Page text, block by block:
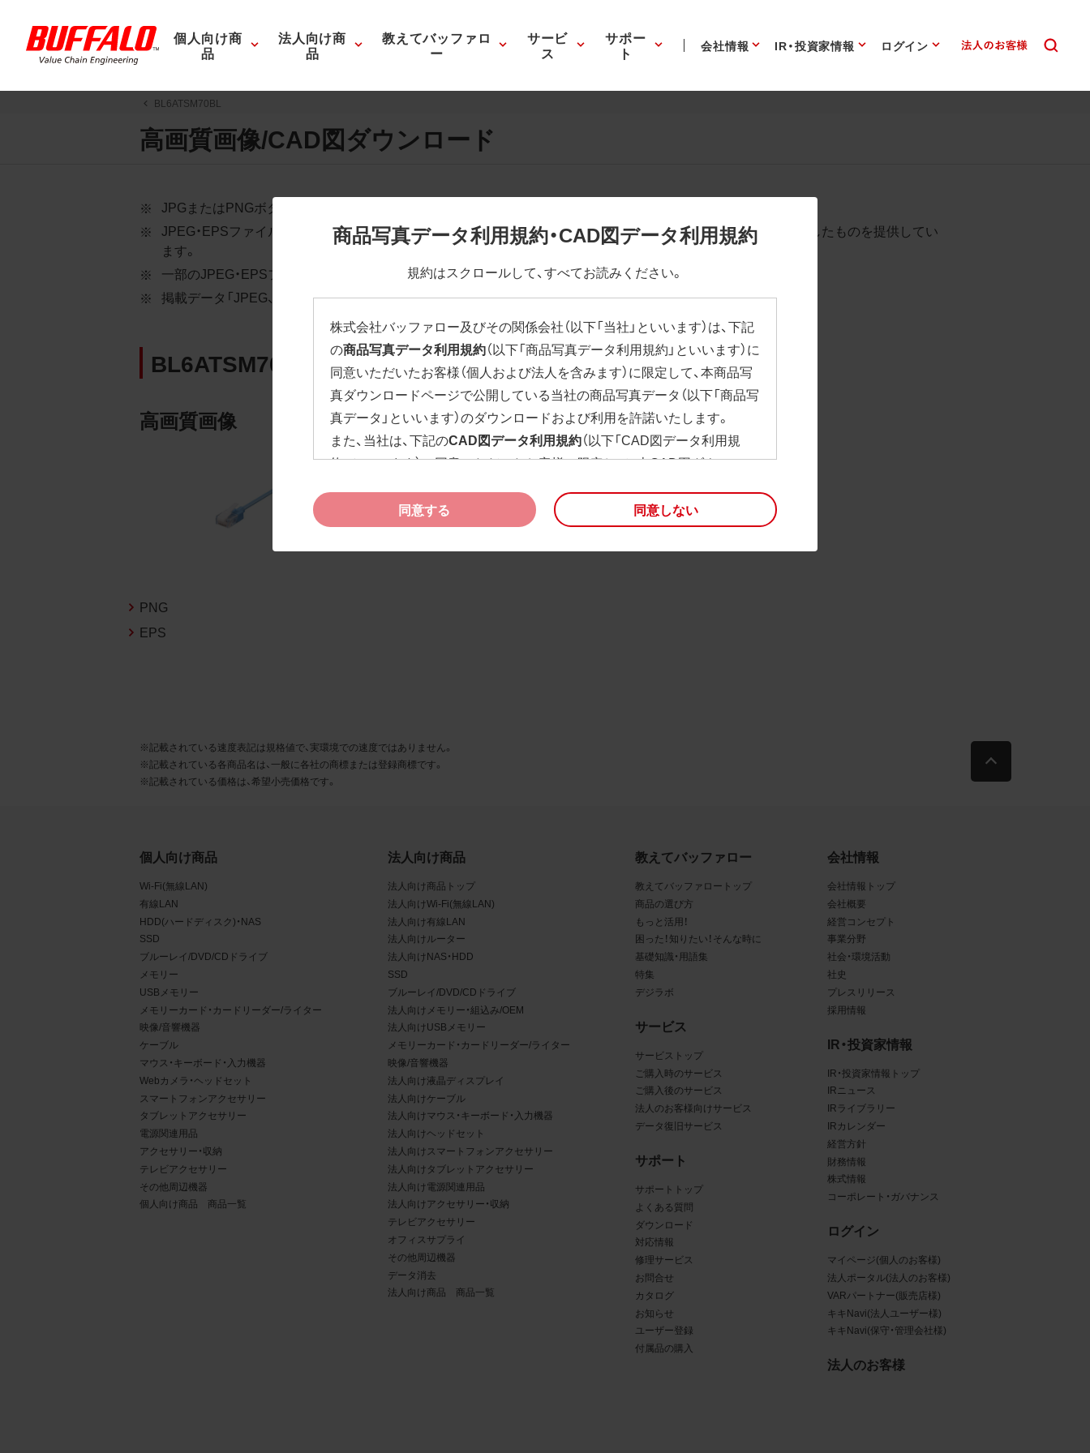
個人向け商
品
法人向け商
品
教えてバッファロ
ー
サービ
ス
サポー
ト 会社情報 IR・投資家情報 ログイン
BL6ATSM70BL
高画質画像/CAD図ダウンロード
商品写真データ利用規約・CAD図データ利用規約
規約はスクロールして、すべてお読みください。
株式会社バッファロー及びその関係会社（以下「当社」といいます）は、下記
の商品写真データ利用規約（以下「商品写真データ利用規約」といいます）に
同意いただいたお客様（個人および法人を含みます）に限定して、本商品写
真ダウンロードページで公開している当社の商品写真データ（以下「商品写
真データ」といいます）のダウンロードおよび利用を許諾いたします。
また、当社は、下記のCAD図データ利用規約（以下「CAD図データ利用規
約」といいます）に同意いただいたお客様に限定して、本CAD図ダウンロー
ます）の利用を許諾いたします。
お客様が「同意する」ボタンをクリックされた場合、商品写真データ利用規
約及びCAD図データ利用規約に同意いただいたものとみなされます。
ることに同意します。
2.利用許諾
る場合に限り商品写真データを複製、送信可能化して利用できます。当社
からの個別の同意を得た場合を除き、上記の目的、利用方法以外に商品写真
データを利用することはできません。
3.遵守事項
お客様は、商品写真データの利用に際し、次の各号に掲げる事項を遵守する
ものとします。
商品写真データの全部又は一部の譲渡、貸与、再利用許諾、改変、著作
権表示の除去等をしないこと
商品写真データに表示されている当社商品についての情報（社名、商
品名等）を併記する等の方法により、商品写真データに表示されてい
る商品が、当社の商品であることを特定できる表示を行うこと
商品写真データに著作権表示、ラベル、商標その他のマークがある場
合、それらを除去しないこと
商品写真データを当社HPのトップページ以外のサイトとのリンクと
して利用しないこと
商品写真データを他社のロゴ又は他社商品等に近づけて掲記するな
どして、当社と提携、協力関係等にあるとの示唆や誤解を生じさせう
る態様の利用を行わないこと
その他、当社の運営するサイトではないと看者が判断することを困難
とするような態様で、商品写真データを利用しないこと
当社は、商品写真データの正確性、完全性、適合性、有用性、最新性、第三者
同意する 同意しない
JPGまたはPNGボタンを押すと画像の表示。EPSボタンを押すと圧縮ファイルのダウンロードが始まります。
JPEG・EPSファイルにはパスが設定されています。画像編集の際に便利です。PNG画像は原則として背景を透過したものを提供してい
ます。
一部のJPEG・EPSファイルにはパスが設定されていない場合があります。ご了承ください。
掲載データ「JPEG、PNG : 低解像度(RGBカラー)」 「EPS : 高解像度(CMYKカラー)」
BL6ATSM70BL
高画質画像
PNG
EPS
※記載されている速度表記は規格値で、実環境での速度ではありません。
※記載されている各商品名は、一般に各社の商標または登録商標です。
※記載されている価格は、希望小売価格です。
個人向け商品
Wi-Fi(無線LAN)
有線LAN
HDD(ハードディスク)・NAS
SSD
ブルーレイ/DVD/CDドライブ
メモリー
USBメモリー
メモリーカード・カードリーダー/ライター
映像/音響機器
ケーブル
マウス・キーボード・入力機器
Webカメラ・ヘッドセット
スマートフォンアクセサリー
タブレットアクセサリー
電源関連用品
アクセサリー・収納
テレビアクセサリー
その他周辺機器
個人向け商品 商品一覧
法人向け商品
法人向け商品トップ
法人向けWi-Fi(無線LAN)
法人向け有線LAN
法人向けルーター
法人向けNAS・HDD
SSD
ブルーレイ/DVD/CDドライブ
法人向けメモリー・組込み/OEM
法人向けUSBメモリー
メモリーカード・カードリーダー/ライター
映像/音響機器
法人向け液晶ディスプレイ
法人向けケーブル
法人向けマウス・キーボード・入力機器
法人向けヘッドセット
法人向けスマートフォンアクセサリー
法人向けタブレットアクセサリー
法人向け電源関連用品
法人向けアクセサリー・収納
テレビアクセサリー
オフィスサプライ
その他周辺機器
データ消去
法人向け商品 商品一覧
教えてバッファロー
教えてバッファロートップ
商品の選び方
もっと活用！
困った！知りたい！そんな時に
基礎知識・用語集
特集
デジラボ
サービス
サービストップ
ご購入時のサービス
ご購入後のサービス
法人のお客様向けサービス
データ復旧サービス
サポート
サポートトップ
よくある質問
ダウンロード
対応情報
修理サービス
お問合せ
カタログ
お知らせ
ユーザー登録
付属品の購入
会社情報
会社情報トップ
会社概要
経営コンセプト
事業分野
社会・環境活動
社史
プレスリリース
採用情報
IR・投資家情報
IR・投資家情報トップ
IRニュース
IRライブラリー
IRカレンダー
経営方針
財務情報
株式情報
コーポレート・ガバナンス
ログイン
マイページ(個人のお客様)
法人ポータル(法人のお客様)
VARパートナー(販売店様)
キキNavi(法人ユーザー様)
キキNavi(保守・管理会社様)
法人のお客様